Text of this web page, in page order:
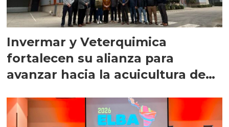
Invermar y Veterquimica
fortalecen su alianza para
avanzar hacia la acuicultura de